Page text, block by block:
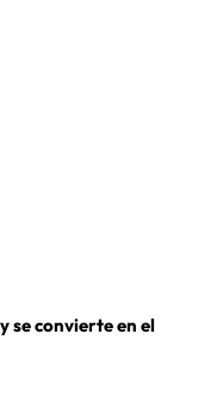
se convierte en el